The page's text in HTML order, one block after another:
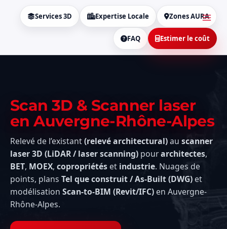
contenu
Services 3D Expertise Locale Zones AURA
FAQ Estimer le coût
Scan 3D & Scanner laser
en Auvergne-Rhône-Alpes
Relevé de l’existant(relevé architectural)au scanner
laser 3D (LiDAR / laser scanning) pourarchitectes,
BET, MOEX, copropriétés et industrie. Nuages de
points, plans Tel que construit / As-Built (DWG)et
modélisation Scan-to-BIM (Revit/IFC) en Auvergne-
Rhône-Alpes.